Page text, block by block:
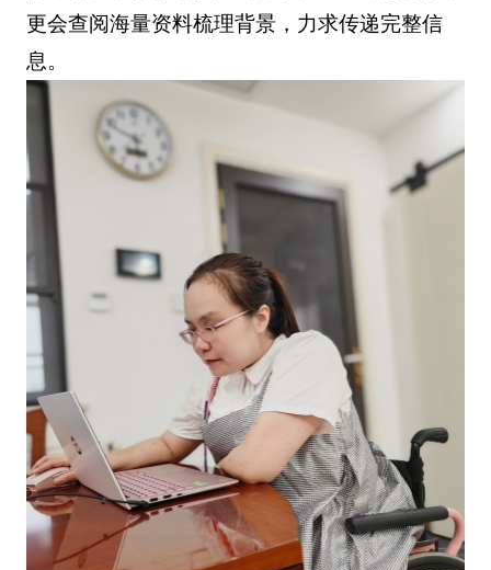
更会查阅海量资料梳理背景，力求传递完整信
息。